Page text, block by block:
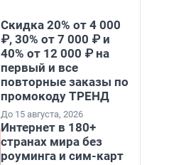
Скидка 20% от 4 000
₽, 30% от 7 000 ₽ и
40% от 12 000 ₽ на
первый и все
повторные заказы по
промокоду ТРЕНД
До 15 августа, 2026
Интернет в 180+
странах мира без
роуминга и сим-карт